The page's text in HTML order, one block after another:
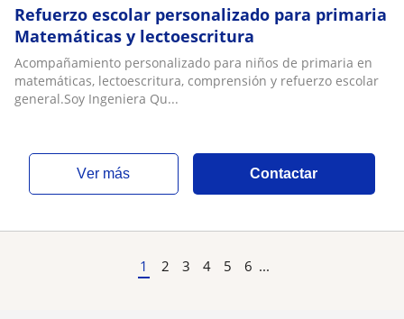
Refuerzo escolar personalizado para primaria
Matemáticas y lectoescritura
Acompañamiento personalizado para niños de primaria en
matemáticas, lectoescritura, comprensión y refuerzo escolar
general.Soy Ingeniera Qu...
ver más Contactar
1 2 3 4 5 6 ...